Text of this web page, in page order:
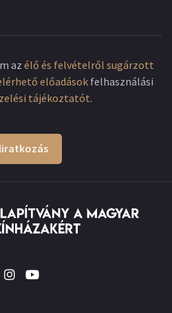
az élő és felvételről sugárzott
előadások felhasználási
tájékoztatót.